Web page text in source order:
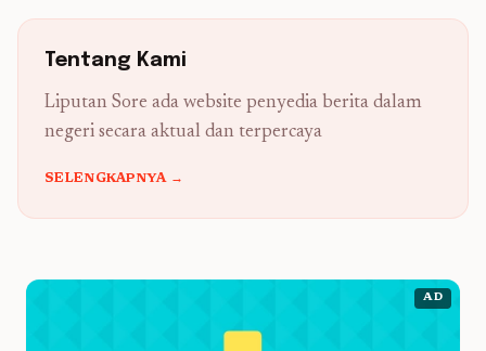
Tentang Kami
Liputan Sore ada website penyedia berita dalam
negeri secara aktual dan terpercaya
SELENGKAPNYA →
AD